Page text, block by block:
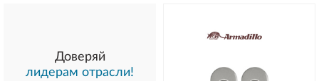
Доверяй
лидерам отрасли!